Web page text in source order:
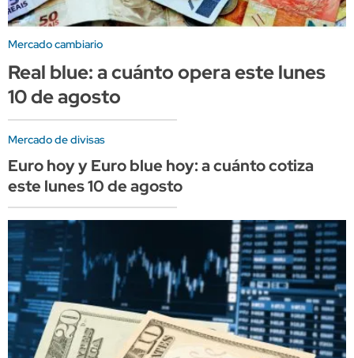
Mercado cambiario
Real blue: a cuánto opera este lunes
10 de agosto
Mercado de divisas
Euro hoy y Euro blue hoy: a cuánto cotiza
este lunes 10 de agosto